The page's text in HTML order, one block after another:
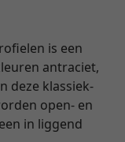
is een
antraciet,
deze klassiek-
open- en
in liggend